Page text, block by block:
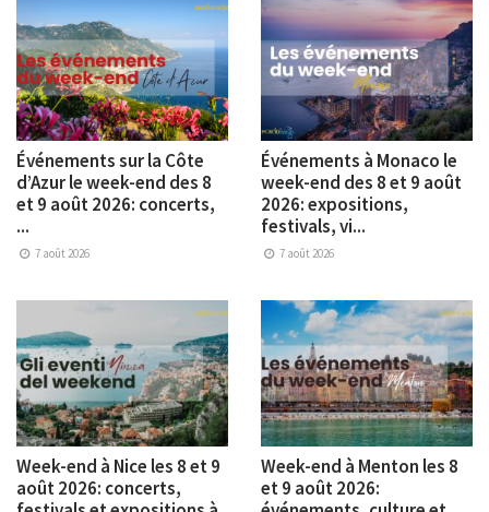
Événements sur la Côte
d’Azur le week-end des 8
et 9 août 2026: concerts,
...
7 août 2026
Événements à Monaco le
week-end des 8 et 9 août
2026: expositions,
festivals, vi...
7 août 2026
Week-end à Nice les 8 et 9
août 2026: concerts,
Week-end à Menton les 8
et 9 août 2026: